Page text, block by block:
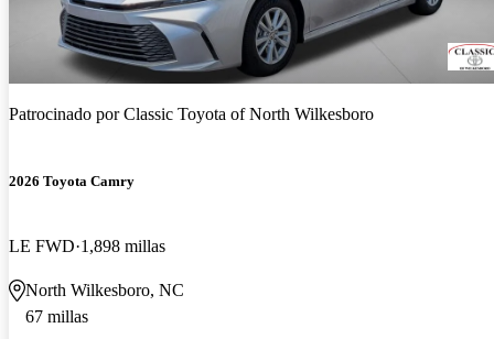
Patrocinado porClassic Toyota of North Wilkesboro
2026 Toyota Camry
LE FWD 1,898 millas
North Wilkesboro, NC
67 millas